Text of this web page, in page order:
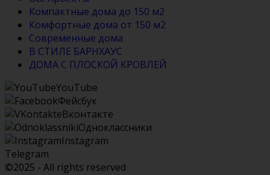
Компактные дома до 150 м2
Комфортные дома от 150 м2
Современные дома
В СТИЛЕ БАРНХАУС
ДОМА С ПЛОСКОЙ КРОВЛЕЙ
YouTube
Фейсбук
Вконтакте
Одноклассники
Instagram
Telegram
©2025 - All rights reserved